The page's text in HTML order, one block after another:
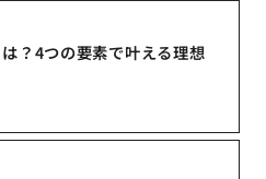
？4つの要素で叶える理想